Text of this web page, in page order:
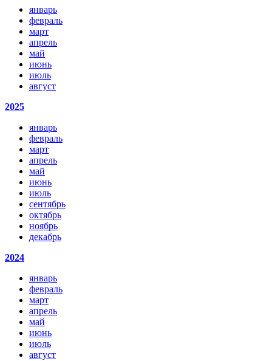
январь
февраль
март
апрель
май
июнь
июль
август
2025
январь
февраль
март
апрель
май
июнь
июль
сентябрь
октябрь
ноябрь
декабрь
2024
январь
февраль
март
апрель
май
июнь
июль
август